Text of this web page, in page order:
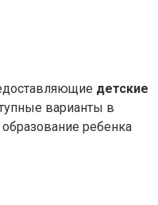
детские
варианты в
ребенка